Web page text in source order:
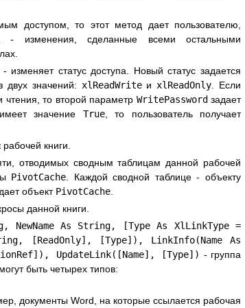
доступом, то этот метод дает пользователю,
- изменения, сделанные всеми остальными
- изменяет статус доступа. Новый статус задается
значений: xlReadWriteи xlReadOnly . Если
то второй параметр WritePassword задает
значение True, то пользователь получает
книги.
отводимых сводным таблицам данной рабочей
PivotCache . Каждой сводной таблице - объекту
объект PivotCache
данной книги.
NewName As String, [Type As XlLinkType =
[ReadOnly], [Type]), LinkInfo(Name As
UpdateLink([Name], [Type]) - группа
быть четырех типов:
документы Word, на которые ссылается рабочая